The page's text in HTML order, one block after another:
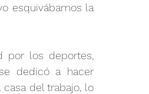
esquivábamos la
por los deportes,
dedicó a hacer
del trabajo, lo